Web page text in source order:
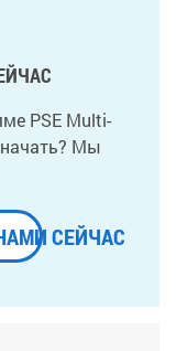
PSE Multi-
начать? Мы
СЕЙЧАС